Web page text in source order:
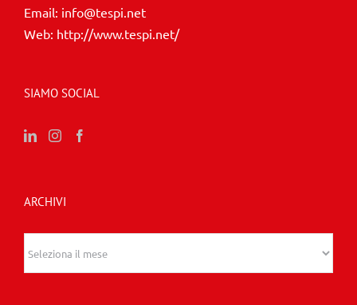
Email: info@tespi.net
Web: http://www.tespi.net/
SIAMO SOCIAL
ARCHIVI